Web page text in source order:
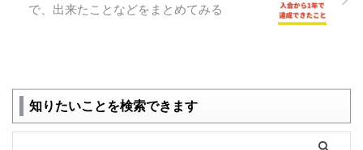
で、出来たことなどをまとめてみる
知りたいことを検索できます